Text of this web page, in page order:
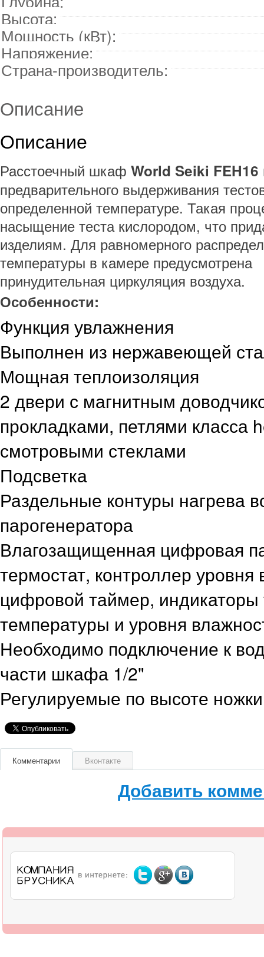
Высота:
Мощность (кВт):
Напряжение:
Страна-производитель:
Описание
Описание
Расстоечный шкаф World Seiki FEH16
предварительного выдерживания
определенной температуре. Такая
насыщение теста кислородом, что
изделиям. Для равномерного
температуры в камере предусмотрена
принудительная циркуляция воздуха.
Особенности:
Функция увлажнения
Выполнен из нержавеющей
Мощная теплоизоляция
2 двери с магнитным
прокладками, петлями класса
смотровыми стеклами
Подсветка
Раздельные контуры нагрева
парогенератора
Влагозащищенная цифровая
термостат, контроллер
цифровой таймер,
температуры и уровня
Необходимо подключение к
части шкафа 1/2"
Регулируемые по высоте ножки
Комментарии Вконтакте
Добавить